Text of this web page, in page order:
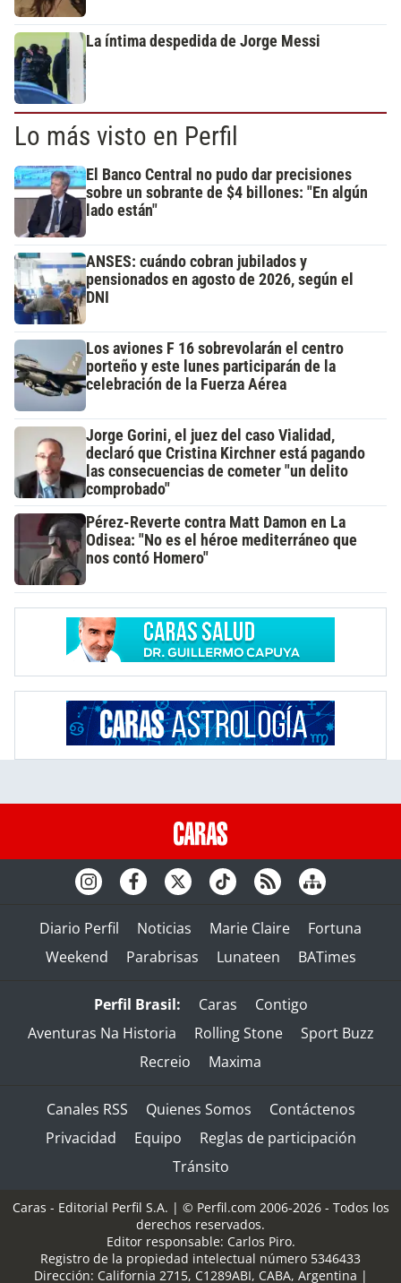
La íntima despedida de Jorge Messi
Lo más visto en Perfil
El Banco Central no pudo dar precisiones
sobre un sobrante de $4 billones: "En algún
lado están"
ANSES: cuándo cobran jubilados y
pensionados en agosto de 2026, según el
DNI
Los aviones F 16 sobrevolarán el centro
porteño y este lunes participarán de la
celebración de la Fuerza Aérea
Jorge Gorini, el juez del caso Vialidad,
declaró que Cristina Kirchner está pagando
las consecuencias de cometer "un delito
comprobado"
Pérez-Reverte contra Matt Damon en La
Odisea: "No es el héroe mediterráneo que
nos contó Homero"
Diario Perfil Noticias Marie Claire
Fortuna
Weekend
Parabrisas Lunateen BATimes
Perfil Brasil: Caras
Contigo
Aventuras Na Historia
Rolling Stone
Sport Buzz
Recreio
Maxima
Canales RSS Quienes Somos
Contáctenos
Privacidad
Equipo
Reglas de participación
Tránsito
Caras - Editorial Perfil S.A. | © Perfil.com 2006-2026 - Todos los
derechos reservados.
Editor responsable: Carlos Piro.
Registro de la propiedad intelectual número 5346433
Dirección: California 2715, C1289ABI, CABA, Argentina |